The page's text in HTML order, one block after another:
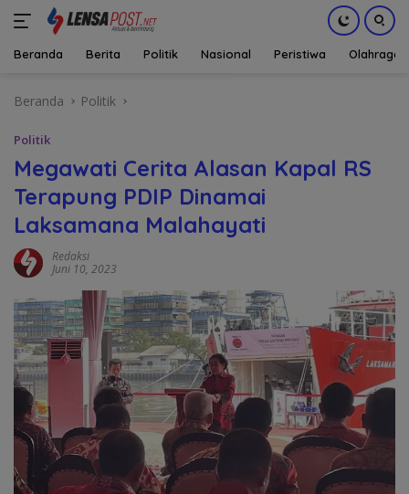
Beranda Berita Politik Nasional Peristiwa Olahraga
Beranda Politik
Politik
Megawati Cerita Alasan Kapal RS
Terapung PDIP Dinamai
Laksamana Malahayati
Redaksi
Juni 10, 2023